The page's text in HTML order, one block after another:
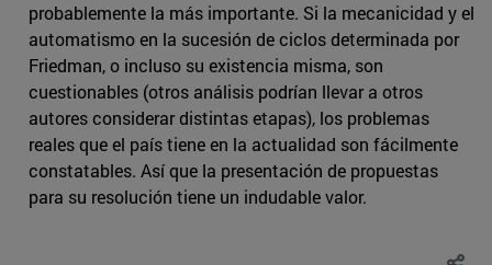
probablemente la más importante. Si la mecanicidad y el
automatismo en la sucesión de ciclos determinada por
Friedman, o incluso su existencia misma, son
cuestionables (otros análisis podrían llevar a otros
autores considerar distintas etapas), los problemas
reales que el país tiene en la actualidad son fácilmente
constatables. Así que la presentación de propuestas
para su resolución tiene un indudable valor.